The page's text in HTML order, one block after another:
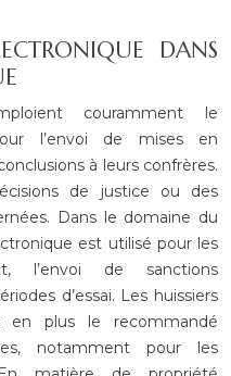
DANS
couramment le
l’envoi de mises en
à leurs confrères.
de justice ou des
Dans le domaine du
est utilisé pour les
l’envoi de sanctions
d’essai. Les huissiers
plus le recommandé
notamment pour les